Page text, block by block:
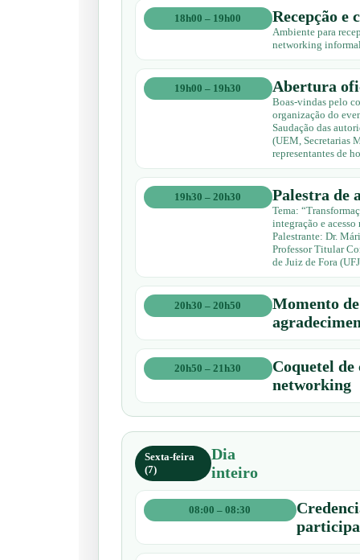
18h00 – 19h00 Recepção e
Ambiente para
networking
19h00 – 19h30 Abertura
Boas-vindas pelo
organização do
Saudação das
(UEM, Secretarias
representantes de
19h30 – 20h30 Palestra de
Tema:
integração e
Palestrante: Dr.
Professor Titular
de Juiz de Fora
20h30 – 20h50
Momento
20h50 – 21h30
Coquetel
networking
Sexta-feira
(7)
Dia
inteiro
08:00 – 08:30